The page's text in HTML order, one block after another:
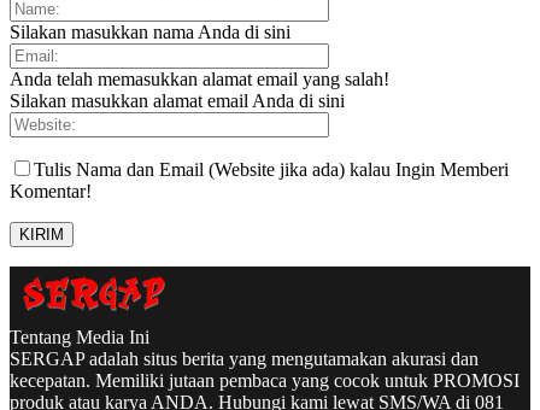
Silakan masukkan nama Anda di sini
Anda telah memasukkan alamat email yang salah!
Silakan masukkan alamat email Anda di sini
Tulis Nama dan Email (Website jika ada) kalau Ingin Memberi
Komentar!
Tentang Media Ini
SERGAP adalah situs berita yang mengutamakan akurasi dan
kecepatan. Memiliki jutaan pembaca yang cocok untuk PROMOSI
produk atau karya ANDA. Hubungi kami lewat SMS/WA di 081